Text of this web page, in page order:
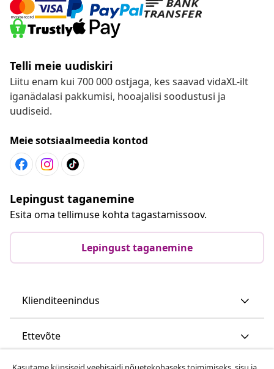
Telli meie uudiskiri
Liitu enam kui 700 000 ostjaga, kes saavad vidaXL-ilt
iganädalasi pakkumisi, hooajalisi soodustusi ja
uudiseid.
Meie sotsiaalmeedia kontod
Lepingust taganemine
Esita oma tellimuse kohta tagastamissoov.
Lepingust taganemine
Klienditeenindus
Ettevõte